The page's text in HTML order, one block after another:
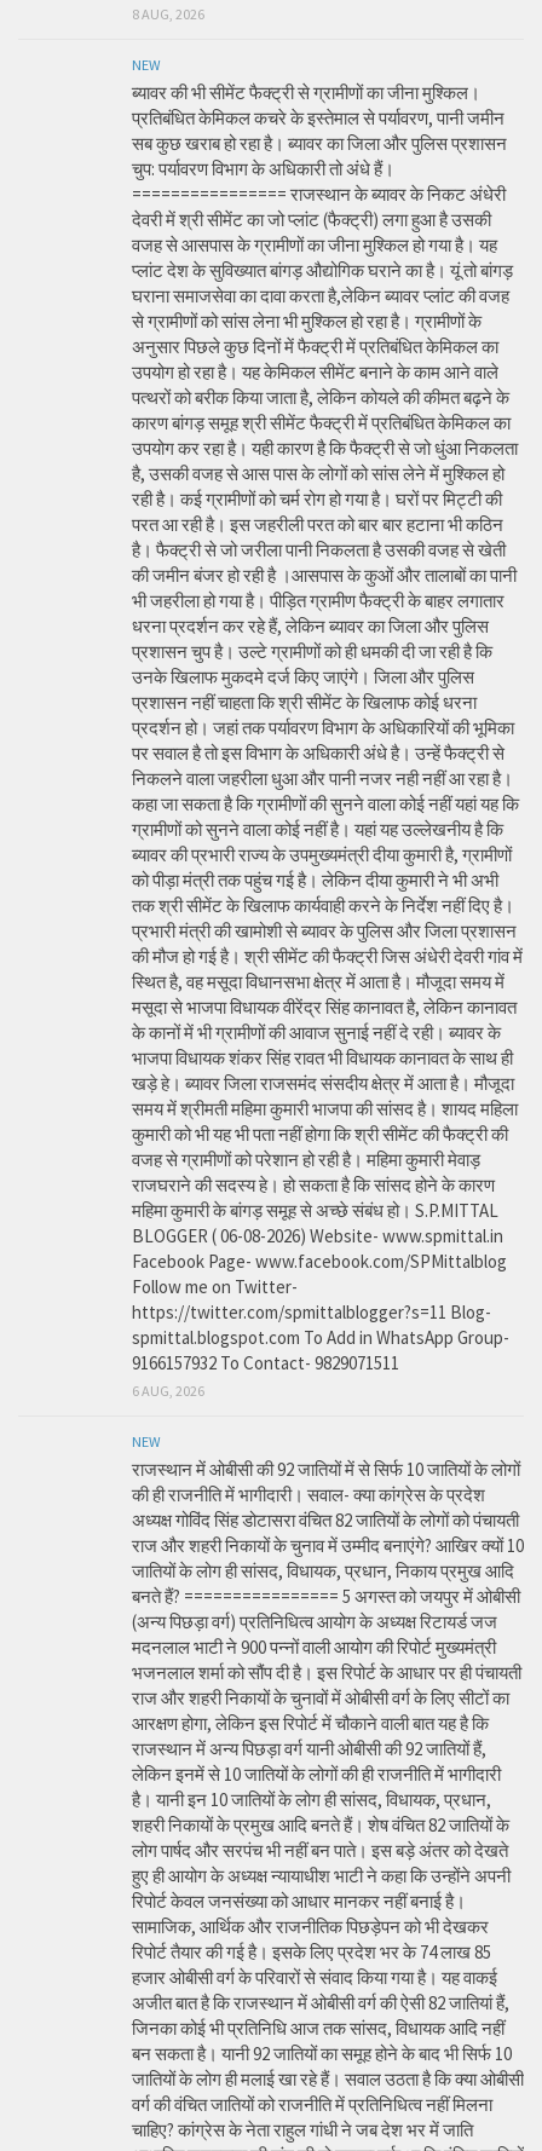
8 AUG, 2026
NEW
ब्यावर की भी सीमेंट फैक्ट्री से ग्रामीणों का जीना मुश्किल।
प्रतिबंधित केमिकल कचरे के इस्तेमाल से पर्यावरण, पानी जमीन
सब कुछ खराब हो रहा है। ब्यावर का जिला और पुलिस प्रशासन
चुप: पर्यावरण विभाग के अधिकारी तो अंधे हैं।
================ राजस्थान के ब्यावर के निकट अंधेरी
देवरी में श्री सीमेंट का जो प्लांट (फैक्ट्री) लगा हुआ है उसकी
वजह से आसपास के ग्रामीणों का जीना मुश्किल हो गया है। यह
प्लांट देश के सुविख्यात बांगड़ औद्योगिक घराने का है। यूं तो बांगड़
घराना समाजसेवा का दावा करता है,लेकिन ब्यावर प्लांट की वजह
से ग्रामीणों को सांस लेना भी मुश्किल हो रहा है। ग्रामीणों के
अनुसार पिछले कुछ दिनों में फैक्ट्री में प्रतिबंधित केमिकल का
उपयोग हो रहा है। यह केमिकल सीमेंट बनाने के काम आने वाले
पत्थरों को बरीक किया जाता है, लेकिन कोयले की कीमत बढ़ने के
कारण बांगड़ समूह श्री सीमेंट फैक्ट्री में प्रतिबंधित केमिकल का
उपयोग कर रहा है। यही कारण है कि फैक्ट्री से जो धुंआ निकलता
है, उसकी वजह से आस पास के लोगों को सांस लेने में मुश्किल हो
रही है। कई ग्रामीणों को चर्म रोग हो गया है। घरों पर मिट्टी की
परत आ रही है। इस जहरीली परत को बार बार हटाना भी कठिन
है। फैक्ट्री से जो जरीला पानी निकलता है उसकी वजह से खेती
की जमीन बंजर हो रही है ।आसपास के कुओं और तालाबों का पानी
भी जहरीला हो गया है। पीड़ित ग्रामीण फैक्ट्री के बाहर लगातार
धरना प्रदर्शन कर रहे हैं, लेकिन ब्यावर का जिला और पुलिस
प्रशासन चुप है। उल्टे ग्रामीणों को ही धमकी दी जा रही है कि
उनके खिलाफ मुकदमे दर्ज किए जाएंगे। जिला और पुलिस
प्रशासन नहीं चाहता कि श्री सीमेंट के खिलाफ कोई धरना
प्रदर्शन हो। जहां तक पर्यावरण विभाग के अधिकारियों की भूमिका
पर सवाल है तो इस विभाग के अधिकारी अंधे है। उन्हें फैक्ट्री से
निकलने वाला जहरीला धुआ और पानी नजर नही नहीं आ रहा है।
कहा जा सकता है कि ग्रामीणों की सुनने वाला कोई नहीं यहां यह कि
ग्रामीणों को सुनने वाला कोई नहीं है। यहां यह उल्लेखनीय है कि
ब्यावर की प्रभारी राज्य के उपमुख्यमंत्री दीया कुमारी है, ग्रामीणों
को पीड़ा मंत्री तक पहुंच गई है। लेकिन दीया कुमारी ने भी अभी
तक श्री सीमेंट के खिलाफ कार्यवाही करने के निर्देश नहीं दिए है।
प्रभारी मंत्री की खामोशी से ब्यावर के पुलिस और जिला प्रशासन
की मौज हो गई है। श्री सीमेंट की फैक्ट्री जिस अंधेरी देवरी गांव में
स्थित है, वह मसूदा विधानसभा क्षेत्र में आता है। मौजूदा समय में
मसूदा से भाजपा विधायक वीरेंद्र सिंह कानावत है, लेकिन कानावत
के कानों में भी ग्रामीणों की आवाज सुनाई नहीं दे रही। ब्यावर के
भाजपा विधायक शंकर सिंह रावत भी विधायक कानावत के साथ ही
खड़े हे। ब्यावर जिला राजसमंद संसदीय क्षेत्र में आता है। मौजूदा
समय में श्रीमती महिमा कुमारी भाजपा की सांसद है। शायद महिला
कुमारी को भी यह भी पता नहीं होगा कि श्री सीमेंट की फैक्ट्री की
वजह से ग्रामीणों को परेशान हो रही है। महिमा कुमारी मेवाड़
राजघराने की सदस्य हे। हो सकता है कि सांसद होने के कारण
महिमा कुमारी के बांगड़ समूह से अच्छे संबंध हो। S.P.MITTAL
BLOGGER ( 06-08-2026) Website- www.spmittal.in
Facebook Page- www.facebook.com/SPMittalblog
Follow me on Twitter-
https://twitter.com/spmittalblogger?s=11 Blog-
spmittal.blogspot.com To Add in WhatsApp Group-
9166157932 To Contact- 9829071511
6 AUG, 2026
NEW
राजस्थान में ओबीसी की 92 जातियों में से सिर्फ 10 जातियों के लोगों
की ही राजनीति में भागीदारी। सवाल- क्या कांग्रेस के प्रदेश
अध्यक्ष गोविंद सिंह डोटासरा वंचित 82 जातियों के लोगों को पंचायती
राज और शहरी निकायों के चुनाव में उम्मीद बनाएंगे? आखिर क्यों 10
जातियों के लोग ही सांसद, विधायक, प्रधान, निकाय प्रमुख आदि
बनते हैं? ================ 5 अगस्त को जयपुर में ओबीसी
(अन्य पिछड़ा वर्ग) प्रतिनिधित्व आयोग के अध्यक्ष रिटायर्ड जज
मदनलाल भाटी ने 900 पन्नों वाली आयोग की रिपोर्ट मुख्यमंत्री
भजनलाल शर्मा को सौंप दी है। इस रिपोर्ट के आधार पर ही पंचायती
राज और शहरी निकायों के चुनावों में ओबीसी वर्ग के लिए सीटों का
आरक्षण होगा, लेकिन इस रिपोर्ट में चौकाने वाली बात यह है कि
राजस्थान में अन्य पिछड़ा वर्ग यानी ओबीसी की 92 जातियों हैं,
लेकिन इनमें से 10 जातियों के लोगों की ही राजनीति में भागीदारी
है। यानी इन 10 जातियों के लोग ही सांसद, विधायक, प्रधान,
शहरी निकायों के प्रमुख आदि बनते हैं। शेष वंचित 82 जातियों के
लोग पार्षद और सरपंच भी नहीं बन पाते। इस बड़े अंतर को देखते
हुए ही आयोग के अध्यक्ष न्यायाधीश भाटी ने कहा कि उन्होंने अपनी
रिपोर्ट केवल जनसंख्या को आधार मानकर नहीं बनाई है।
सामाजिक, आर्थिक और राजनीतिक पिछड़ेपन को भी देखकर
रिपोर्ट तैयार की गई है। इसके लिए प्रदेश भर के 74 लाख 85
हजार ओबीसी वर्ग के परिवारों से संवाद किया गया है। यह वाकई
अजीत बात है कि राजस्थान में ओबीसी वर्ग की ऐसी 82 जातियां हैं,
जिनका कोई भी प्रतिनिधि आज तक सांसद, विधायक आदि नहीं
बन सकता है। यानी 92 जातियों का समूह होने के बाद भी सिर्फ 10
जातियों के लोग ही मलाई खा रहे हैं। सवाल उठता है कि क्या ओबीसी
वर्ग की वंचित जातियों को राजनीति में प्रतिनिधित्व नहीं मिलना
चाहिए? कांग्रेस के नेता राहुल गांधी ने जब देश भर में जाति